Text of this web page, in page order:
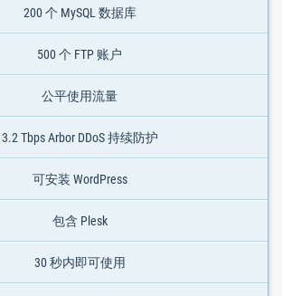
200 个 MySQL 数据库
500 个 FTP 账户
公平使用流量
3.2 Tbps Arbor DDoS 持续防护
可安装 WordPress
包含 Plesk
30 秒内即可使用